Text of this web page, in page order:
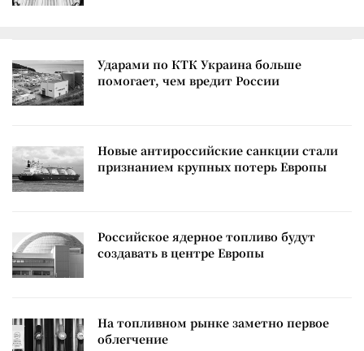
Ударами по КТК Украина больше
помогает, чем вредит России
Новые антироссийские санкции стали
признанием крупных потерь Европы
Российское ядерное топливо будут
создавать в центре Европы
На топливном рынке заметно первое
облегчение